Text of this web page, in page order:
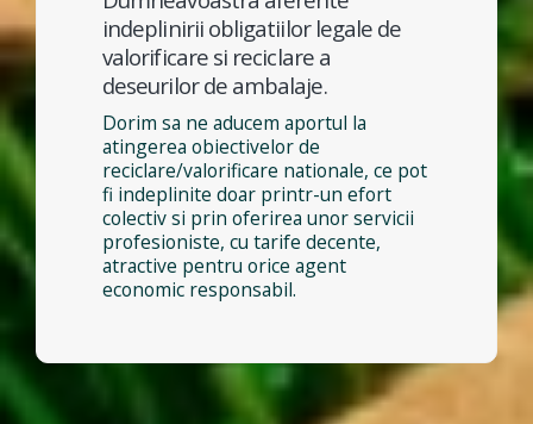
indeplinirii obligatiilor legale de
valorificare si reciclare a
deseurilor de ambalaje.
Dorim sa ne aducem aportul la
atingerea obiectivelor de
reciclare/valorificare nationale, ce pot
fi indeplinite doar printr-un efort
colectiv si prin oferirea unor servicii
profesioniste, cu tarife decente,
atractive pentru orice agent
economic responsabil.